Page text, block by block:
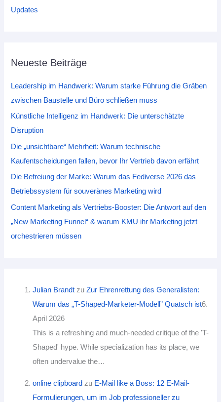
Updates
Neueste Beiträge
Leadership im Handwerk: Warum starke Führung die Gräben
zwischen Baustelle und Büro schließen muss
Künstliche Intelligenz im Handwerk: Die unterschätzte
Disruption
Die „unsichtbare“ Mehrheit: Warum technische
Kaufentscheidungen fallen, bevor Ihr Vertrieb davon erfährt
Die Befreiung der Marke: Warum das Fediverse 2026 das
Betriebssystem für souveränes Marketing wird
Content Marketing als Vertriebs-Booster: Die Antwort auf den
„New Marketing Funnel“ & warum KMU ihr Marketing jetzt
orchestrieren müssen
Julian Brandt zuZur Ehrenrettung des Generalisten:
Warum das „T-Shaped-Marketer-Modell” Quatsch ist6.
April 2026
This is a refreshing and much-needed critique of the 'T-
Shaped' hype. While specialization has its place, we
often undervalue the…
online clipboard‌‌ ​ ​​‍ zu E-Mail like a Boss: 12 E-Mail-
Formulierungen, um im Job professioneller zu